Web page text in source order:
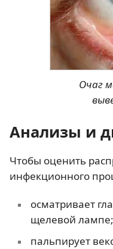
Очаг
Анализы и
Чтобы оценить
инфекционного
осматривает
щелевой лампе;
пальпирует